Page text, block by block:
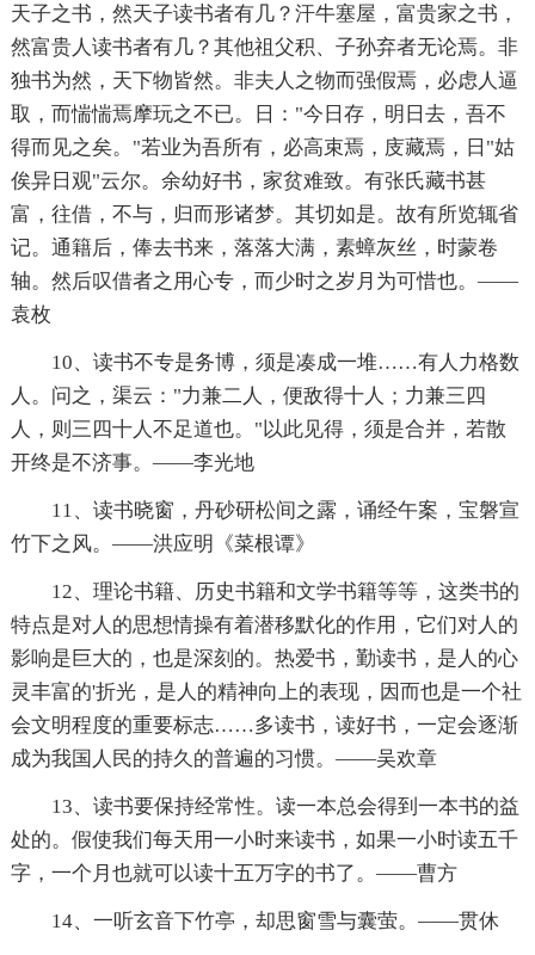
天子之书，然天子读书者有几？汗牛塞屋，富贵家之书，
然富贵人读书者有几？其他祖父积、子孙弃者无论焉。非
独书为然，天下物皆然。非夫人之物而强假焉，必虑人逼
取，而惴惴焉摩玩之不已。日："今日存，明日去，吾不
得而见之矣。"若业为吾所有，必高束焉，庋藏焉，日"姑
俟异日观"云尔。余幼好书，家贫难致。有张氏藏书甚
富，往借，不与，归而形诸梦。其切如是。故有所览辄省
记。通籍后，俸去书来，落落大满，素蟑灰丝，时蒙卷
轴。然后叹借者之用心专，而少时之岁月为可惜也。——
袁枚
10、读书不专是务博，须是凑成一堆……有人力格数
人。问之，渠云："力兼二人，便敌得十人；力兼三四
人，则三四十人不足道也。"以此见得，须是合并，若散
开终是不济事。——李光地
11、读书晓窗，丹砂研松间之露，诵经午案，宝磐宣
竹下之风。——洪应明《菜根谭》
12、理论书籍、历史书籍和文学书籍等等，这类书的
特点是对人的思想情操有着潜移默化的作用，它们对人的
影响是巨大的，也是深刻的。热爱书，勤读书，是人的心
灵丰富的'折光，是人的精神向上的表现，因而也是一个社
会文明程度的重要标志……多读书，读好书，一定会逐渐
成为我国人民的持久的普遍的习惯。——吴欢章
13、读书要保持经常性。读一本总会得到一本书的益
处的。假使我们每天用一小时来读书，如果一小时读五千
字，一个月也就可以读十五万字的书了。——曹方
14、一听玄音下竹亭，却思窗雪与囊萤。——贯休